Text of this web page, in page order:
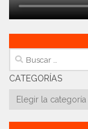
Buscar:
CATEGORÍAS
Categorías